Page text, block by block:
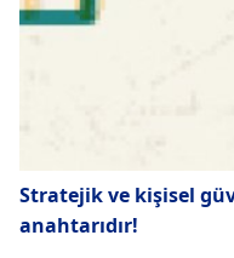
Stratejik ve kişisel
anahtarıdır!